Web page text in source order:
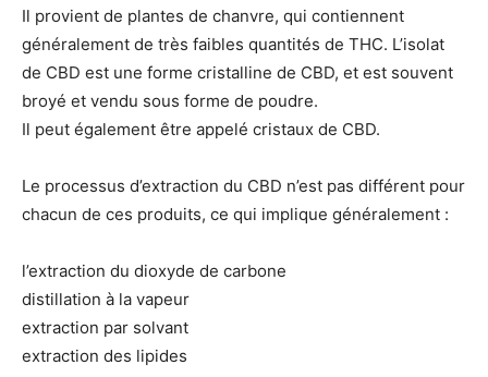
Il provient de plantes de chanvre, qui contiennent
généralement de très faibles quantités de THC. L’isolat
de CBD est une forme cristalline de CBD, et est souvent
broyé et vendu sous forme de poudre.
Il peut également être appelé cristaux de CBD.
Le processus d’extraction du CBD n’est pas différent pour
chacun de ces produits, ce qui implique généralement :
l’extraction du dioxyde de carbone
distillation à la vapeur
extraction par solvant
extraction des lipides